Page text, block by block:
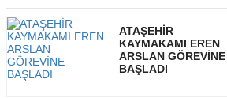
ATAŞEHİR
KAYMAKAMI EREN
ARSLAN GÖREVİNE
BAŞLADI